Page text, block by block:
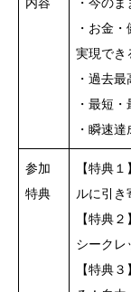
・お金
実現でき
・過去
・最短
・瞬速
参加
特典
【特典
ルに引き
【特典
シークレ
【特典